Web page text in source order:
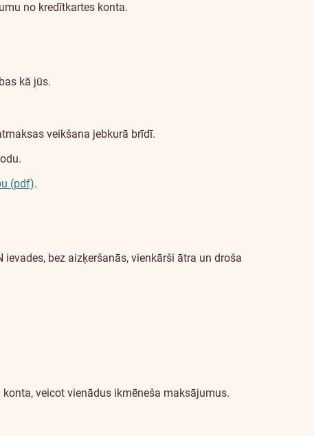
no kredītkartes konta.
kā jūs.
veikšana jebkurā brīdī.
(pdf).
bez aizķeršanās, vienkārši ātra un droša
veicot vienādus ikmēneša maksājumus.